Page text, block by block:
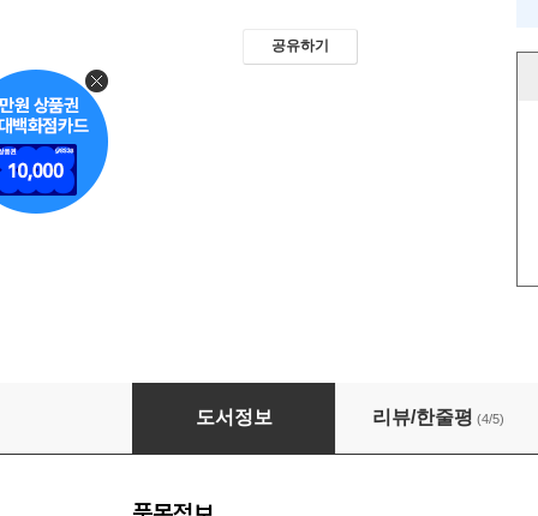
공유하기
리멤버 2/2 권 [완결]
도서정보 리뷰/한줄평 (4/5)